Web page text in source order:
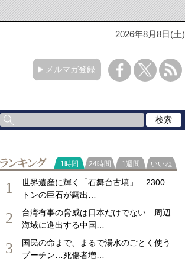
2026年8月8日(土)
メルマガ登録
ラ
1時間 24時間 1週間 いいね
1
世界遺産に輝く「石舞台古墳」 2300
トンの巨石が露出…
2
台湾有事の脅威は日本だけでない…周辺
海域に進出する中国…
3
国民の命まで、まるで湯水のごとく使う
プーチン…死傷者増…